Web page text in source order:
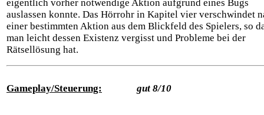
eigentlich vorher notwendige Aktion aufgrund eines Bugs
auslassen konnte. Das Hörrohr in Kapitel vier verschwindet
einer bestimmten Aktion aus dem Blickfeld des Spielers, so
man leicht dessen Existenz vergisst und Probleme bei der
Rätsellösung hat.
Gameplay/Steuerung: gut 8/10